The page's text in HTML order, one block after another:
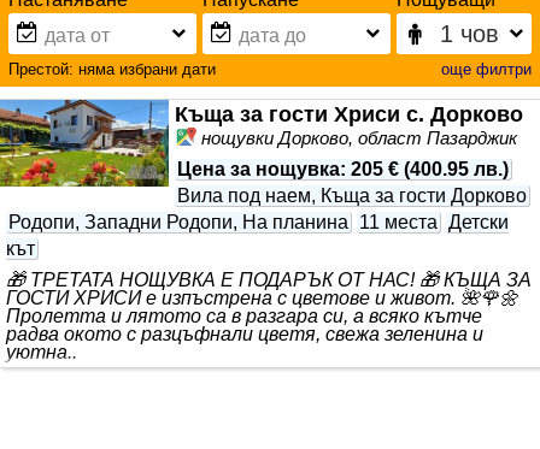
Престой: няма избрани дати още филтри
Къща за гости Хриси с. Дорково
нощувки Дорково, област Пазарджик
Цена за нощувка: 205 € (400.95 лв.)
Вила под наем, Къща за гости Дорково
Родопи, Западни Родопи, На планина 11 места Детски
кът
🎁 ТРЕТАТА НОЩУВКА Е ПОДАРЪК ОТ НАС! 🎁 КЪЩА ЗА
ГОСТИ ХРИСИ е изпъстрена с цветове и живот. 🌺🌹🌼
Пролетта и лятото са в разгара си, а всяко кътче
радва окото с разцъфнали цветя, свежа зеленина и
уютна..